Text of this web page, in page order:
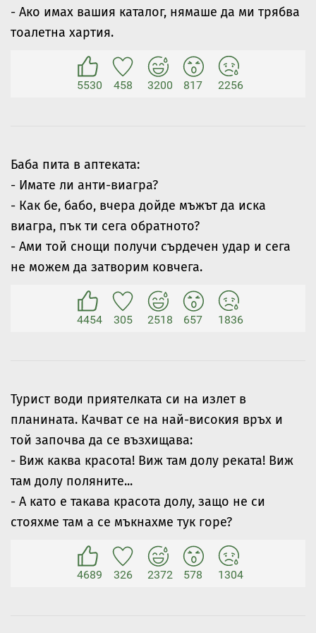
- Ако имах вашия каталог, нямаше да ми трябва
тоалетна хартия.
5530 458 3200 817 2256
Баба пита в аптеката:
- Имате ли анти-виагра?
- Как бе, бабо, вчера дойде мъжът да иска
виагра, пък ти сега обратното?
- Ами той снощи получи сърдечен удар и сега
не можем да затворим ковчега.
4454 305 2518 657 1836
Турист води приятелката си на излет в
планината. Качват се на най-високия връх и
той започва да се възхищава:
- Виж каква красота! Виж там долу реката! Виж
там долу поляните...
- А като е такава красота долу, защо не си
стояхме там а се мъкнахме тук горе?
4689 326 2372 578 1304